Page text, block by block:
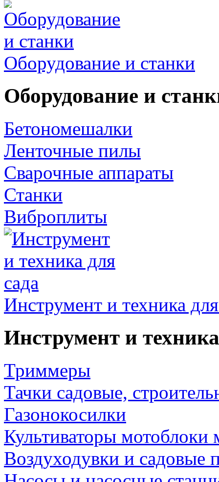
Оборудование и станки
Оборудование и
Бетономешалки
Ленточные пилы
Сварочные аппараты
Станки
Виброплиты
Инструмент и техника
Инструмент и
Триммеры
Тачки садовые,
Газонокосилки
Культиваторы мотоблоки
Воздуходувки и садовые